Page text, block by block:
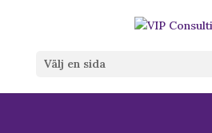
Välj en sida